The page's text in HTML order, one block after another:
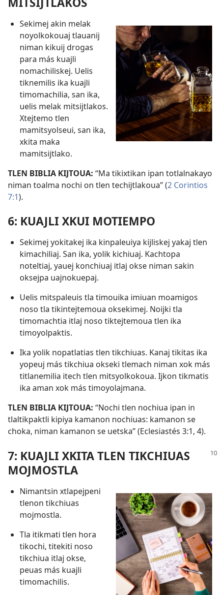
Sekimej akin melak
noyolkokouaj tlauanij
niman kikuij drogas
para más kuajli
nomachiliskej. Uelis
tiknemilis ika kuajli
timomachilia, san ika,
uelis melak mitsijtlakos.
Xtejtemo tlen
mamitsyolseui, san ika,
xkita maka
mamitsijtlako.
TLEN BIBLIA KIJTOUA: “Ma tikixtikan ipan totlalnakayo
niman toalma nochi on tlen techijtlakoua” (2 Corintios
7:1).
6: KUAJLI XKUI MOTIEMPO
Sekimej yokitakej ika kinpaleuiya kijliskej yakaj tlen
kimachiliaj. San ika, yolik kichiuaj. Kachtopa
noteltiaj, yauej konchiuaj itlaj okse niman sakin
oksejpa uajnokuepaj.
Uelis mitspaleuis tla timouika imiuan moamigos
noso tla tikintejtemoua oksekimej. Noijki tla
timomachtia itlaj noso tiktejtemoua tlen ika
timoyolpaktis.
Ika yolik nopatlatias tlen tikchiuas. Kanaj tikitas ika
yopeuj más tikchiua okseki tlemach niman xok más
titlanemilia itech tlen mitsyolkokoua. Ijkon tikmatis
ika aman xok más timoyolajmana.
TLEN BIBLIA KIJTOUA: “Nochi tlen nochiua ipan in
tlaltikpaktli kipiya kamanon nochiuas: kamanon se
choka, niman kamanon se uetska” (Eclesiastés 3:1, 4).
7: KUAJLI XKITA TLEN TIKCHIUAS
MOJMOSTLA
Nimantsin xtlapejpeni
tlenon tikchiuas
mojmostla.
Tla itikmati tlen hora
tikochi, titekiti noso
tikchiua itlaj okse,
peuas más kuajli
timomachilis.